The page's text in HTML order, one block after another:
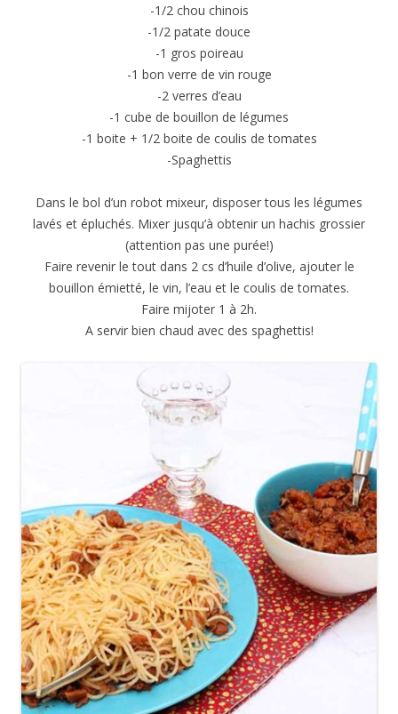
-1/2 chou chinois
-1/2 patate douce
-1 gros poireau
-1 bon verre de vin rouge
-2 verres d’eau
-1 cube de bouillon de légumes
-1 boite + 1/2 boite de coulis de tomates
-Spaghettis
Dans le bol d’un robot mixeur, disposer tous les légumes
lavés et épluchés. Mixer jusqu’à obtenir un hachis grossier
(attention pas une purée!)
Faire revenir le tout dans 2 cs d’huile d’olive, ajouter le
bouillon émietté, le vin, l’eau et le coulis de tomates.
Faire mijoter 1 à 2h.
A servir bien chaud avec des spaghettis!